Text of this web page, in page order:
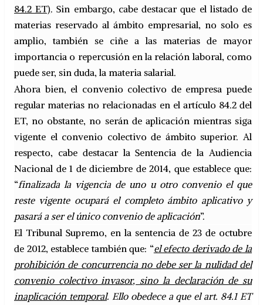
84.2 ET). Sin embargo, cabe destacar que el listado de
materias reservado al ámbito empresarial, no solo es
amplio, también se ciñe a las materias de mayor
importancia o repercusión en la relación laboral, como
puede ser, sin duda, la materia salarial.
Ahora bien, el convenio colectivo de empresa puede
regular materias no relacionadas en el artículo 84.2 del
ET, no obstante, no serán de aplicación mientras siga
vigente el convenio colectivo de ámbito superior. Al
respecto, cabe destacar la Sentencia de la Audiencia
Nacional de 1 de diciembre de 2014, que establece que:
“finalizada la vigencia de uno u otro convenio el que
reste vigente ocupará el completo ámbito aplicativo y
pasará a ser el único convenio de aplicación”.
El Tribunal Supremo, en la sentencia de 23 de octubre
de 2012, establece también que: “el efecto derivado de la
prohibición de concurrencia no debe ser la nulidad del
convenio colectivo invasor, sino la declaración de su
inaplicación temporal. Ello obedece a que el art. 84.1 ET